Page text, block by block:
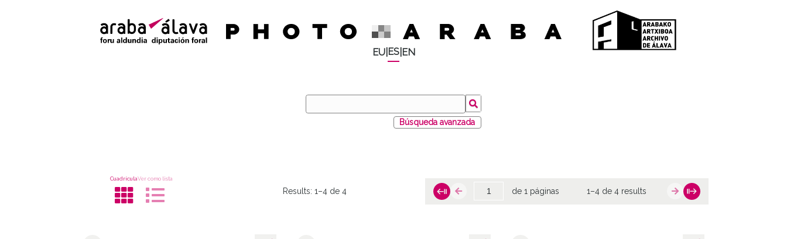
EU| ES| EN
Búsqueda avanzada
CuadrículaVer como lista
Results:1–4 de 4 de 1 páginas 1–4 de 4 results